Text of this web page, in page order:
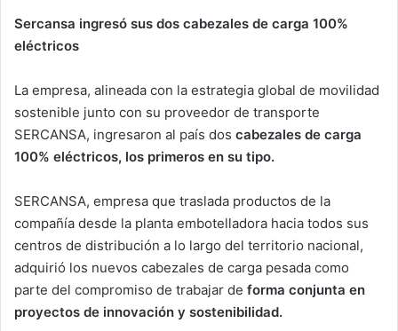
Sercansa ingresó sus dos cabezales de carga 100%
eléctricos
La empresa, alineada con la estrategia global de movilidad
sostenible junto con su proveedor de transporte
SERCANSA, ingresaron al país dos cabezales de carga
100% eléctricos, los primeros en su tipo.
SERCANSA, empresa que traslada productos de la
compañía desde la planta embotelladora hacia todos sus
centros de distribución a lo largo del territorio nacional,
adquirió los nuevos cabezales de carga pesada como
parte del compromiso de trabajar de forma conjunta en
proyectos de innovación y sostenibilidad.